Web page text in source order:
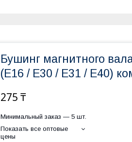
Бушинг магнитного
(E16 / E30 / E31 / E40)
275 ₸
Минимальный заказ — 5 шт.
Показать все оптовые
цены